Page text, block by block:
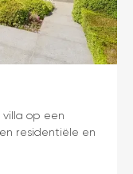
op een
residentiële en